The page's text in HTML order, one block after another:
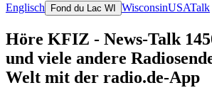
Englisch Fond du Lac WI WisconsinUSATalk
Höre KFIZ - News-Talk
und viele andere
Welt mit der radio.de-App